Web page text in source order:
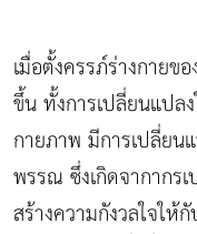
เมื่อตั้งครรภ์ร่างกายข
ขึ้น ทั้งการเปลี่ยนแปล
กายภาพ มีการเปลี่ย
พรรณ ซึ่งเกิดจากากร
สร้างความกังวลใจใ